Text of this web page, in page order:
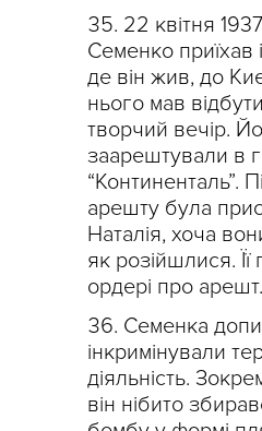
22 квітня
Семенко приїхав
де він жив, до
нього мав
творчий вечір.
заарештували в
“Континенталь”.
арешту була
Наталія, хоча
як розійшлися. Її
ордері про арешт.
Семенка
інкримінували
діяльність.
він нібито